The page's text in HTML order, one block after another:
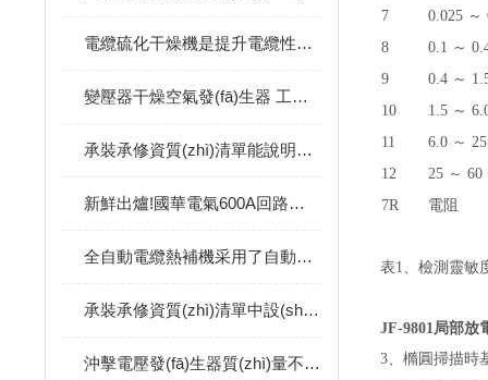
電纜硫化干燥機是提升電纜性能的關(guān)鍵設(shè)備
變壓器干燥空氣發(fā)生器 工作原理
承裝承修資質(zhì)清單能說明什么，為何選擇的時候要慎重
新鮮出爐!國華電氣600A回路電阻測試儀的簡單介紹
全自動電纜熱補機采用了自動化技術(shù)，可以大大減少人工操作
承裝承修資質(zhì)清單中設(shè)備選購渠道不同 價格也不同
沖擊電壓發(fā)生器質(zhì)量不同自然價格有很大差異
7
0.025 ～
8
0.1 ～
9
0.4 ～
10
1.5 ～
11
6.0 ～
12
25 ～ 60
7R
電阻
表1、檢測靈
JF-9801局部放
3、橢圓掃描時